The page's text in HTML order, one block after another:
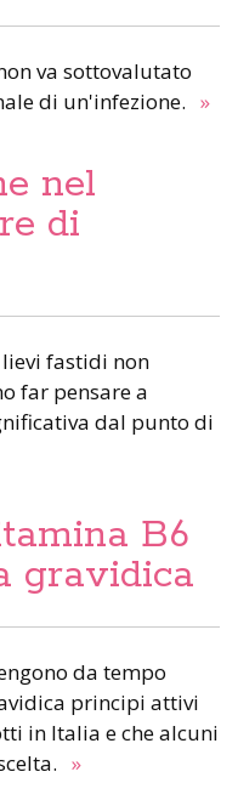
va sottovalutato
di un'infezione. »
nel
di
fastidi non
far pensare a
dal punto di
B6
gravidica
da tempo
principi attivi
in Italia e che alcuni
»